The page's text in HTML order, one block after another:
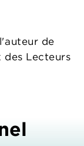
de
des Lecteurs